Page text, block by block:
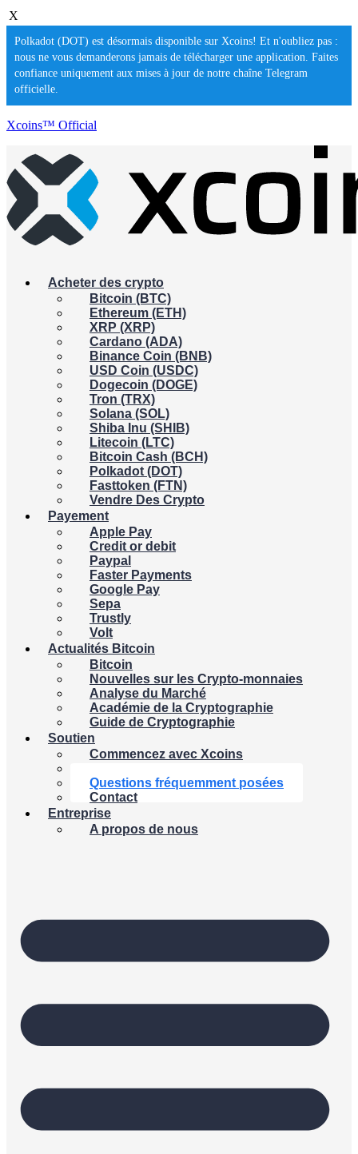
X
Polkadot (DOT) est désormais disponible sur Xcoins! Et n'oubliez pas :
nous ne vous demanderons jamais de télécharger une application. Faites
confiance uniquement aux mises à jour de notre chaîne Telegram
officielle.
Xcoins™ Official
Acheter des crypto
Bitcoin (BTC)
Ethereum (ETH)
XRP (XRP)
Cardano (ADA)
Binance Coin (BNB)
USD Coin (USDC)
Dogecoin (DOGE)
Tron (TRX)
Solana (SOL)
Shiba Inu (SHIB)
Litecoin (LTC)
Bitcoin Cash (BCH)
Polkadot (DOT)
Fasttoken (FTN)
Vendre Des Crypto
Payement
Apple Pay
Credit or debit
Paypal
Faster Payments
Google Pay
Sepa
Trustly
Volt
Actualités Bitcoin
Bitcoin
Nouvelles sur les Crypto-monnaies
Analyse du Marché
Académie de la Cryptographie
Guide de Cryptographie
Soutien
Commencez avec Xcoins
Questions fréquemment posées
Contact
Entreprise
A propos de nous